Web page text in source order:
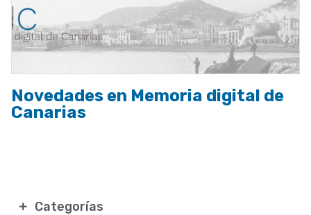
Categorías
Novedades en Memoria digital de
Canarias